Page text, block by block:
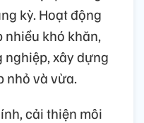
kỳ. Hoạt động
nhiều khó khăn,
xây dựng
nhỏ và vừa.
cải thiện môi